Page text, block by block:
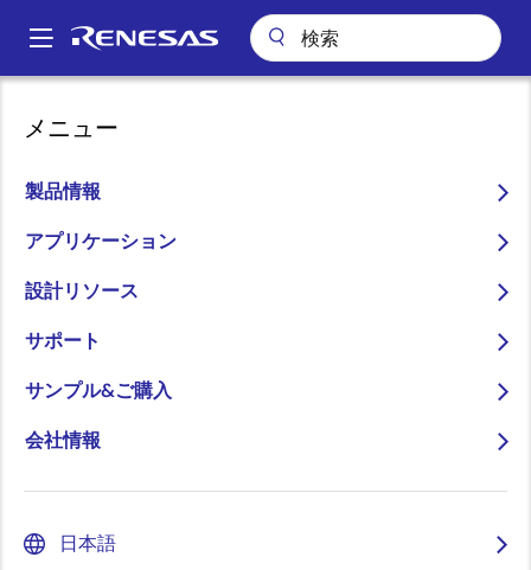
ン
Main
メニュー
製品情報
アプリケーション
設計リソース
サポート
サンプル&ご購入
会社情報
日本語
パ
ン
く
ず
組込みAIでライバルに差をつけろ！ルネサスRZ/Aシリーズで学ぶ
組込みAIでライバルに差を
つけろ！ルネサスRZ/Aシ
リーズで学ぶ『IoT』『組
込みAI』技術 (4)画像出力
編（オンライン）